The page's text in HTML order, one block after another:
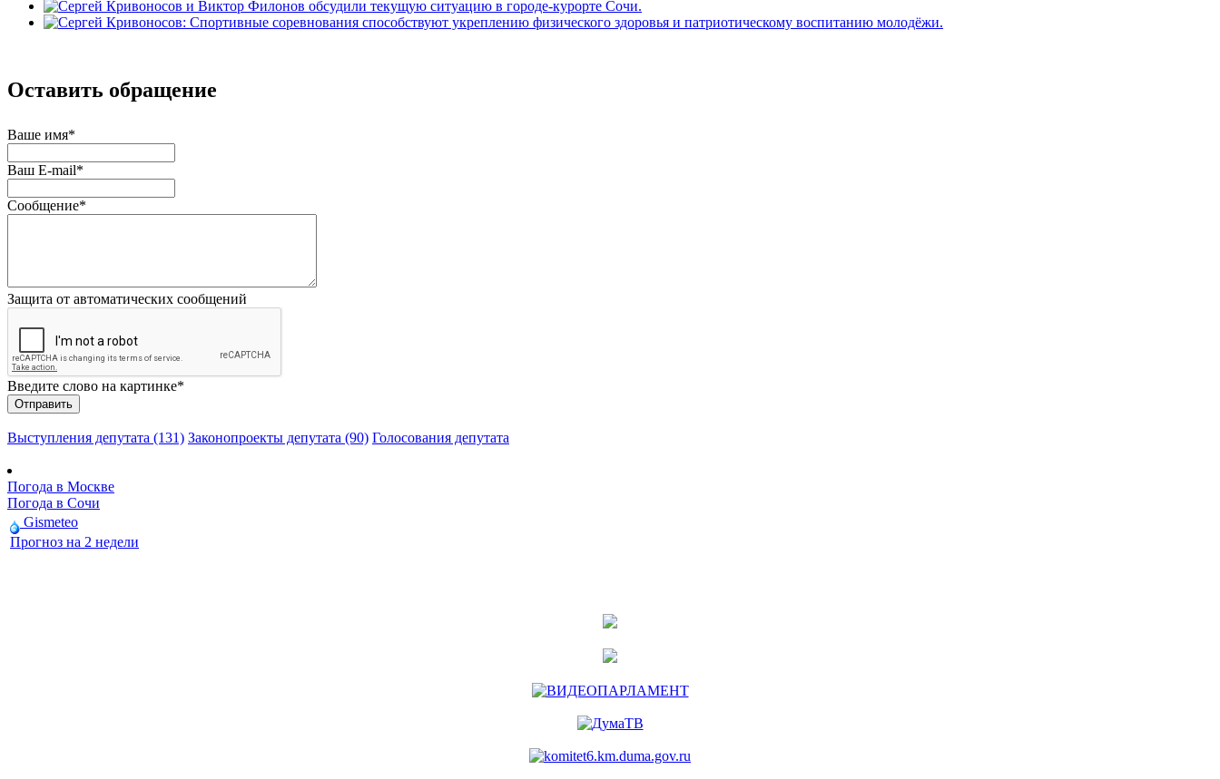
Оставить обращение
Ваше имя*
Ваш E-mail*
Сообщение*
Защита от автоматических сообщений
Введите слово на картинке*
Выступления депутата (131) Законопроекты депутата (90) Голосования депутата
Погода в Москве
Погода в Сочи
Gismeteo
Прогноз на 2 недели